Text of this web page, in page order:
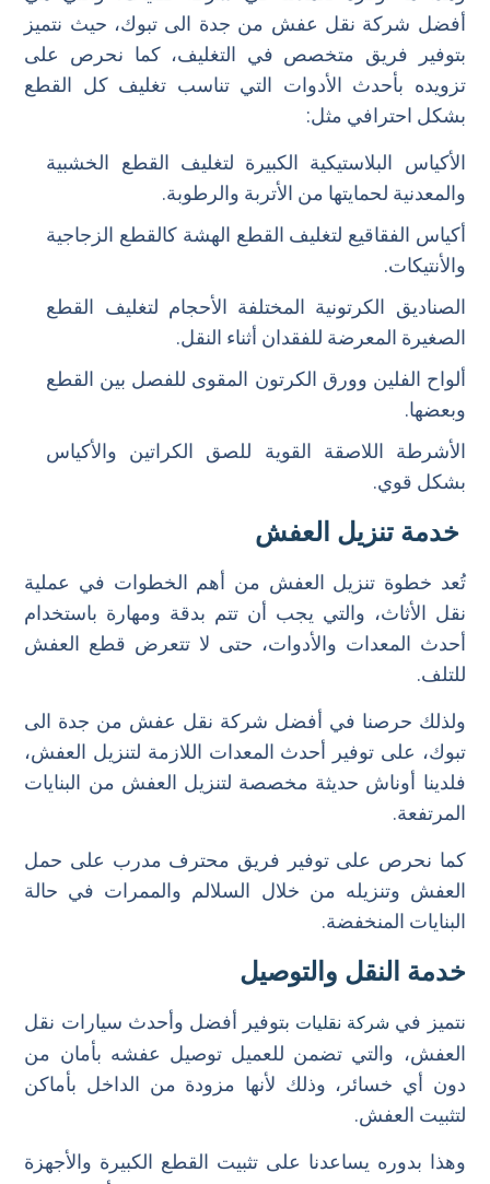
أفضل شركة نقل عفش من جدة الى تبوك، حيث نتميز
بتوفير فريق متخصص في التغليف، كما نحرص على
تزويده بأحدث الأدوات التي تناسب تغليف كل القطع
بشكل احترافي مثل:
الأكياس البلاستيكية الكبيرة لتغليف القطع الخشبية
والمعدنية لحمايتها من الأتربة والرطوبة.
أكياس الفقاقيع لتغليف القطع الهشة كالقطع الزجاجية
والأنتيكات.
الصناديق الكرتونية المختلفة الأحجام لتغليف القطع
الصغيرة المعرضة للفقدان أثناء النقل.
ألواح الفلين وورق الكرتون المقوى للفصل بين القطع
وبعضها.
الأشرطة اللاصقة القوية للصق الكراتين والأكياس
بشكل قوي.
خدمة تنزيل العفش
تُعد خطوة تنزيل العفش من أهم الخطوات في عملية
نقل الأثاث، والتي يجب أن تتم بدقة ومهارة باستخدام
أحدث المعدات والأدوات، حتى لا تتعرض قطع العفش
للتلف.
ولذلك حرصنا في أفضل شركة نقل عفش من جدة الى
تبوك، على توفير أحدث المعدات اللازمة لتنزيل العفش،
فلدينا أوناش حديثة مخصصة لتنزيل العفش من البنايات
المرتفعة.
كما نحرص على توفير فريق محترف مدرب على حمل
العفش وتنزيله من خلال السلالم والممرات في حالة
البنايات المنخفضة.
خدمة النقل والتوصيل
نتميز في شركة نقليات بتوفير أفضل وأحدث سيارات نقل
العفش، والتي تضمن للعميل توصيل عفشه بأمان من
دون أي خسائر، وذلك لأنها مزودة من الداخل بأماكن
لتثبيت العفش.
وهذا بدوره يساعدنا على تثبيت القطع الكبيرة والأجهزة